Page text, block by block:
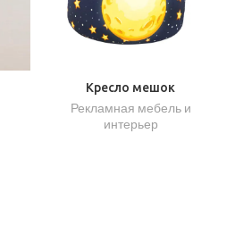
Кресло мешок
Рекламная мебель и
интерьер